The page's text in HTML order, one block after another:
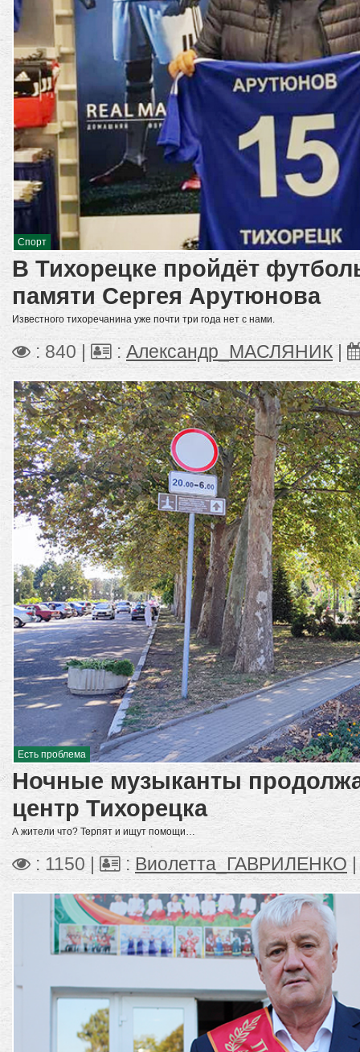
Спорт
В Тихорецке пройдёт
памяти Сергея Арутюнова
Известного тихоречанина уже почти три года нет с нами.
: 840 | : Александр_МАСЛЯНИК|
Есть проблема
Ночные музыканты
центр Тихорецка
А жители что? Терпят и ищут помощи…
: 1150 | : Виолетта_ГАВРИЛЕНКО